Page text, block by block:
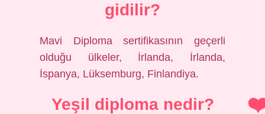
gidilir?
Mavi Diploma sertifikasının geçerli
olduğu ülkeler, İrlanda, İrlanda,
İspanya, Lüksemburg, Finlandiya.
Yeşil diploma nedir?